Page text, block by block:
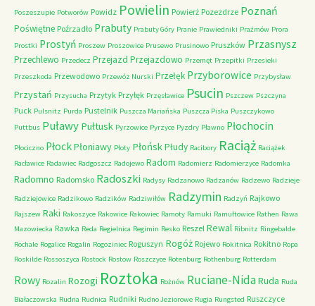
Poszeszupie Potworów Powidz Powielin Powierż Pozezdrze Poznań
Poświętne Poźrzadło Prabuty Prabuty Góry Pranie Prawiedniki Prażmów Prora
Prostki Prostyń Proszew Proszowice Prusewo Prusinowo Pruszków Przasnysz
Przechlewo Przedecz Przejazd Przejazdowo Przemęt Przepitki Przesieki
Przeszkoda Przewodowo Przewóz Nurski Przełęk Przyborowice Przybysław
Przystań Przysucha Przytyk Przyłęk Przęsławice Psucin Pszczew Pszczyna
Puck Pulsnitz Purda Pustelnik Puszcza Mariańska Puszcza Piska Puszczykowo
Puttbus Puławy Pułtusk Pyrzowice Pyrzyce Pyzdry Pławno Płochocin
Płociczno PłockPłoniawy Płoty PłońskPłudy Racibory Raciąż Raciążek
Racławice Radawiec Radgoszcz Radojewo Radom Radomierz Radomierzyce Radomka
Radomno Radomsko Radoszki Radysy Radzanowo Radzanów Radzewo Radzieje
Radziejowice Radzikowo Radzików Radziwiłów Radzymin Radzyń Rajkowo
Rajszew Raki Rakoszyce Rakowice Rakowiec Ramoty Ramuki Ramułtowice Rathen Rawa
Mazowiecka Rawka Reda Regielnica Regimin Resko Reszel Rewal Ribnitz Ringebalde
Rochale Rogalice Rogalin Rogoziniec Roguszyn Rogóż Rojewo Rokitnica Rokitno Ropa
Roskilde Rossoszyca Rostock Rostow Roszczyce Rotenburg Rothenburg Rotterdam
Rowy Rozalin Rozogi Roztoka Rożnów Ruciane-NidaRuda Ruda
Białaczowska Rudna Rudnica Rudniki Rudno Jeziorowe Rugia Rungsted Ruszczyce